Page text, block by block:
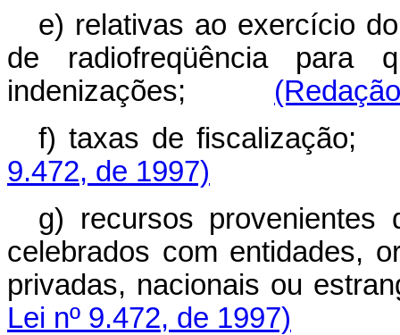
e) relativas ao exercício
de radiofreqüência para
indenizações;
f) taxas de
9.472, de 1997)
g) recursos provenientes
celebrados com entidades,
privadas, nacionais ou
Lei nº 9.472, de 1997)